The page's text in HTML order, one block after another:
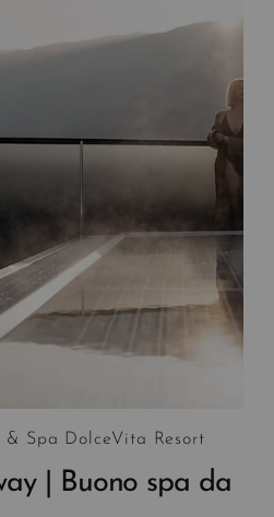
& Spa DolceVita Resort
| Buono spa da